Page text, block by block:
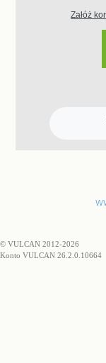
Załóż
© VULCAN 2012-2026
Konto VULCAN 26.2.0.10664